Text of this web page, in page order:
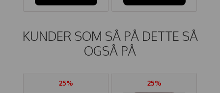
KUNDER SOM SÅ PÅ DETTE SÅ
OGSÅ PÅ
25% 25%